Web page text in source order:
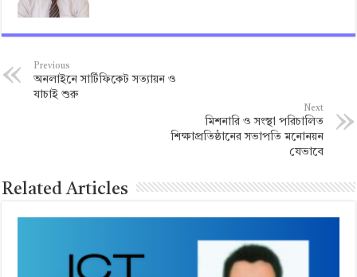
Previous
অনলাইনে সার্টিফিকেট সত্যায়ন ও
যাচাই শুরু
Next
মিশনারি ও সংস্থা পরিচালিত
শিক্ষাপ্রতিষ্ঠানের সভাপতি মনোনয়ন
যেভাবে
Related Articles